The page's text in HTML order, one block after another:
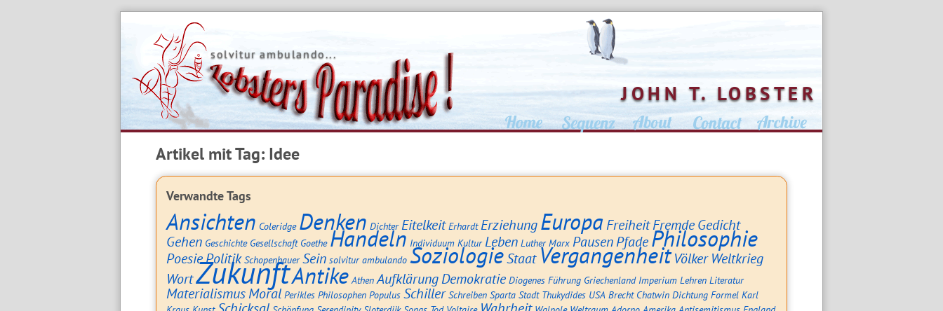
JOHN T. LOBSTER
solvitur ambulando...
Artikel mit Tag: Idee
Verwandte Tags
Ansichten Coleridge Denken Dichter Eitelkeit Erhardt ErziehungEuropaFreiheitFremdeGedicht
Gehen Geschichte Gesellschaft Goethe Handeln Individuum Kultur Leben Luther Marx PausenPfadePhilosophie
PoesiePolitik Schopenhauer Sein solvitur ambulando SoziologieStaatVergangenheit Völker Weltkrieg
WortZukunftAntike Athen AufklärungDemokratie Diogenes Führung Griechenland Imperium Lehren Literatur
MaterialismusMoral Perikles Philosophen Populus Schiller Schreiben Sparta Stadt Thukydides USA Brecht Chatwin Dichtung Formel Karl